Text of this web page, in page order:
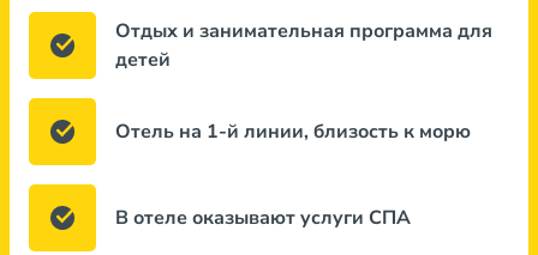
Отдых и занимательная программа для
детей
Отель на 1-й линии, близость к морю
В отеле оказывают услуги СПА